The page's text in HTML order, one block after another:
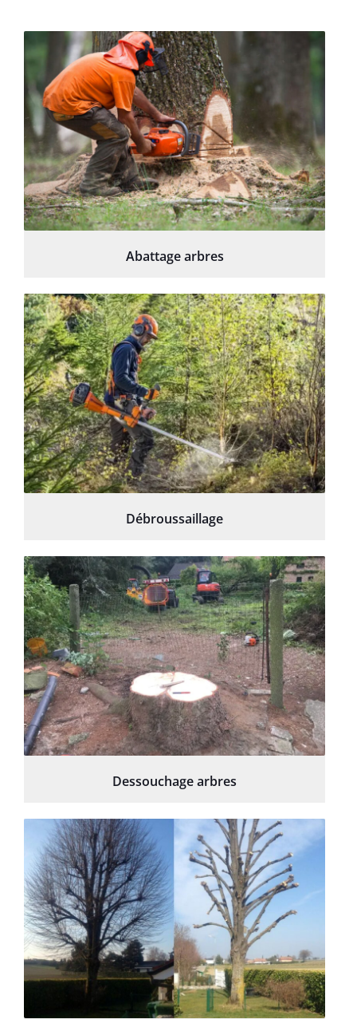
Abattage arbres
Débroussaillage
Dessouchage arbres